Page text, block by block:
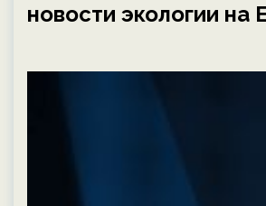
новости экологии на